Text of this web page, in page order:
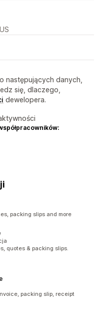
następujących danych,
się, dlaczego,
dewelopera.
packing slips and more
quotes & packing slips.
packing slip, receipt